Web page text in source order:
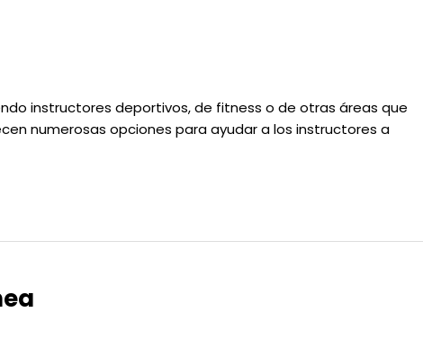
instructores deportivos, de fitness o de otras áreas que
numerosas opciones para ayudar a los instructores a